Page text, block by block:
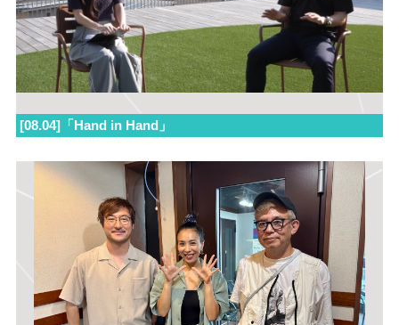
[08.04]「Hand in Hand」